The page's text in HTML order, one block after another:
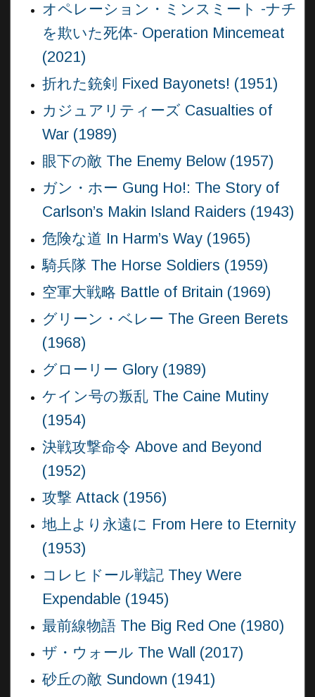
オペレーション・ミンスミート -ナチ
を欺いた死体- Operation Mincemeat
(2021)
折れた銃剣 Fixed Bayonets! (1951)
カジュアリティーズ Casualties of
War (1989)
眼下の敵 The Enemy Below (1957)
ガン・ホー Gung Ho!: The Story of
Carlson’s Makin Island Raiders (1943)
危険な道 In Harm’s Way (1965)
騎兵隊 The Horse Soldiers (1959)
空軍大戦略 Battle of Britain (1969)
グリーン・ベレー The Green Berets
(1968)
グローリー Glory (1989)
ケイン号の叛乱 The Caine Mutiny
(1954)
決戦攻撃命令 Above and Beyond
(1952)
攻撃 Attack (1956)
地上より永遠に From Here to Eternity
(1953)
コレヒドール戦記 They Were
Expendable (1945)
最前線物語 The Big Red One (1980)
ザ・ウォール The Wall (2017)
砂丘の敵 Sundown (1941)